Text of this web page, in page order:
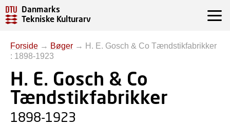
Danmarks
Tekniske Kulturarv
Forside → Bøger → H. E. Gosch & Co Tændstikfabrikker
: 1898-1923
H. E. Gosch & Co
Tændstikfabrikker
1898-1923